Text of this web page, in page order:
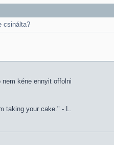
csinálta?
nem kéne ennyit offolni
taking your cake." - L.